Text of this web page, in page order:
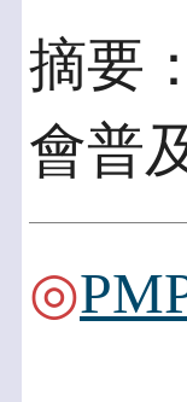
摘要
會普
◎